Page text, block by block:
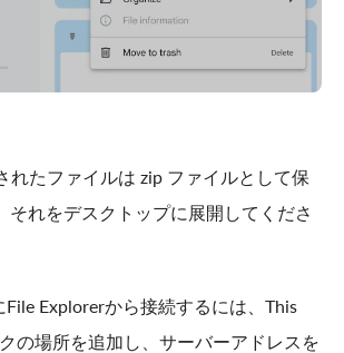
れたファイルは zip ファイルとして保
それをデスクトップに展開してくださ
File Explorerから接続するには、This
の場所を追加し、サーバーアドレスを